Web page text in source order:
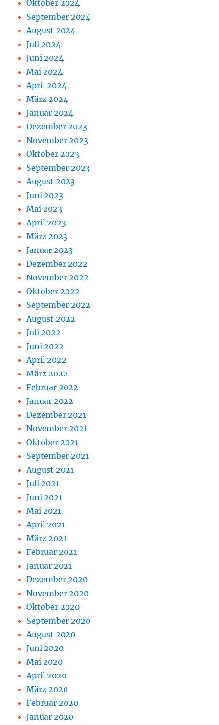
Oktober 2024
September 2024
August 2024
Juli 2024
Juni 2024
Mai 2024
April 2024
März 2024
Januar 2024
Dezember 2023
November 2023
Oktober 2023
September 2023
August 2023
Juni 2023
Mai 2023
April 2023
März 2023
Januar 2023
Dezember 2022
November 2022
Oktober 2022
September 2022
August 2022
Juli 2022
Juni 2022
April 2022
März 2022
Februar 2022
Januar 2022
Dezember 2021
November 2021
Oktober 2021
September 2021
August 2021
Juli 2021
Juni 2021
Mai 2021
April 2021
März 2021
Februar 2021
Januar 2021
Dezember 2020
November 2020
Oktober 2020
September 2020
August 2020
Juni 2020
Mai 2020
April 2020
März 2020
Februar 2020
Januar 2020